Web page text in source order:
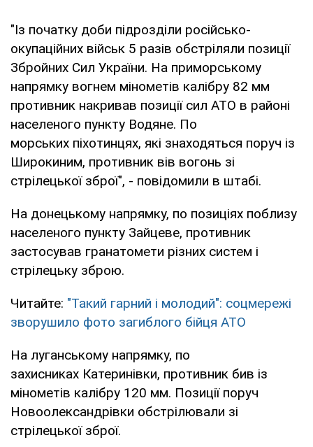
"Із початку доби підрозділи російсько-
окупаційних військ 5 разів обстріляли позиції
Збройних Сил України. На приморському
напрямку вогнем мінометів калібру 82 мм
противник накривав позиції сил АТО в районі
населеного пункту Водяне. По
морських піхотинцях, які знаходяться поруч із
Широкиним, противник вів вогонь зі
стрілецької зброї", - повідомили в штабі.
На донецькому напрямку, по позиціях поблизу
населеного пункту Зайцеве, противник
застосував гранатомети різних систем і
стрілецьку зброю.
Читайте: "Такий гарний і молодий": соцмережі
зворушило фото загиблого бійця АТО
На луганському напрямку, по
захисниках Катеринівки, противник бив із
мінометів калібру 120 мм. Позиції поруч
Новоолександрівки обстрілювали зі
стрілецької зброї.